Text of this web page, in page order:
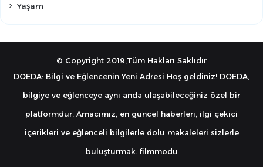
Yaşam
© Copyright 2019,Tüm Hakları Saklıdır
DOEDA: Bilgi ve Eğlencenin Yeni Adresi Hoş geldiniz! DOEDA,
bilgiye ve eğlenceye aynı anda ulaşabileceğiniz özel bir
platformdur. Amacımız, en güncel haberleri, ilgi çekici
içerikleri ve eğlenceli bilgilerle dolu makaleleri sizlerle
buluşturmak. filmmodu